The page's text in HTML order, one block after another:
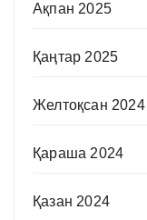
Ақпан 2025
Қаңтар 2025
Желтоқсан 2024
Қараша 2024
Қазан 2024